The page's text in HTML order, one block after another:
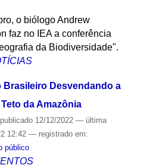
o biólogo Andrew
faz no IEA a conferência
da Biodiversidade".
Brasileiro Desvendando a
da Amazônia
publicado12/12/2022 — última
12:42 — registrado em:
público